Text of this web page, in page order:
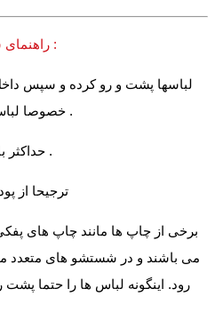
راهنمای شستشوی لباسهای جنس دورس :
خصوصا لباس هایی که دارای چاپ می باشند .
√ حداکثر با دمای 35 درجه شستشو شود .
می باشند و در شستشو های
رود. اینگونه لباس ها را حتما